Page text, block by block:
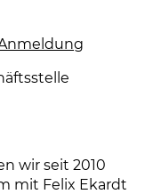
wir seit 2010
mit Felix Ekardt